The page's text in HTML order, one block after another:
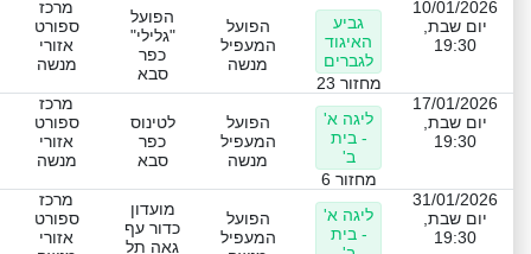
10/01/2026
יום שבת,
19:30
גביע
האיגוד
לגברים
מחזור 23
הפועל
המעפיל
מנשה
הפועל
"גלילי"
כפר
סבא
מרכז
ספורט
אזורי
מנשה
17/01/2026
יום שבת,
19:30
ליגה א'
- בית
ב'
מחזור 6
הפועל
המעפיל
מנשה
לטינוס
כפר
סבא
מרכז
ספורט
אזורי
מנשה
31/01/2026
יום שבת,
19:30
ליגה א'
- בית
הפועל
המעפיל
מועדון
כדור עף
גאה תל
מרכז
ספורט
אזורי